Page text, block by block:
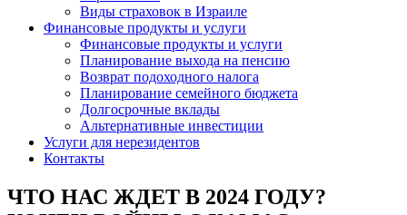
Виды страховок в Израиле
Финансовые продукты и услуги
Финансовые продукты и услуги
Планирование выхода на пенсию
Возврат подоходного налога
Планирование семейного бюджета
Долгосрочные вклады
Альтернативные инвестиции
Услуги для нерезидентов
Контакты
ЧТО НАС ЖДЕТ В 2024 ГОДУ?